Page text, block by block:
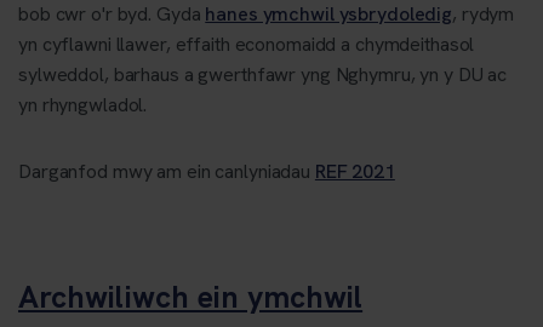
bob cwr o'r byd. Gyda hanes ymchwil ysbrydoledig, rydym
yn cyflawni llawer, effaith economaidd a chymdeithasol
sylweddol, barhaus a gwerthfawr yng Nghymru, yn y DU ac
yn rhyngwladol.
Darganfod mwy am ein canlyniadau REF 2021
Archwiliwch ein ymchwil